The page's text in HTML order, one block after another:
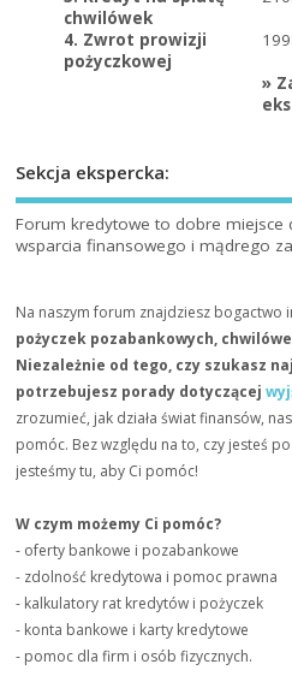
chwilówek
4. Zwrot prowizji
pożyczkowej
»
Sekcja ekspercka:
Forum kredytowe to dobre miejsce
wsparcia finansowego i mądrego
Na naszym forum znajdziesz bogactwo
pożyczek pozabankowych,
Niezależnie od tego, czy szukasz
potrzebujesz porady dotyczącej
zrozumieć, jak działa świat finansów,
pomóc. Bez względu na to, czy jesteś
jesteśmy tu, aby Ci pomóc!
W czym możemy Ci pomóc?
- oferty bankowe i pozabankowe
- zdolność kredytowa i pomoc prawna
- kalkulatory rat kredytów i pożyczek
- konta bankowe i karty kredytowe
- pomoc dla firm i osób fizycznych.